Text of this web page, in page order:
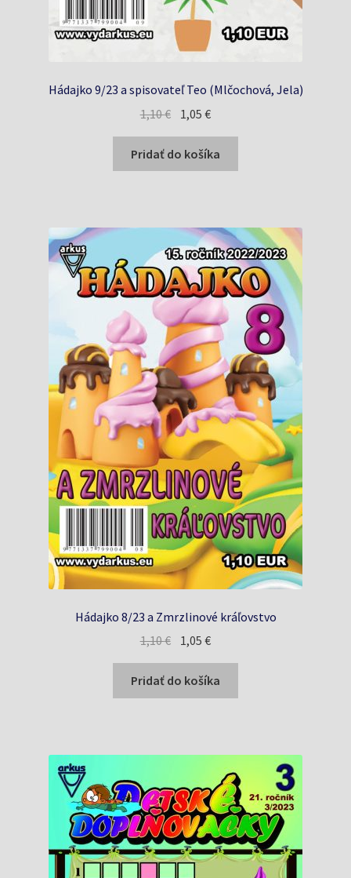
Hádajko 9/23 a spisovateľ Teo (Mlčochová, Jela)
1,10€ Pôvodná
bola:
1,10 €.
1,05€Aktuálna
je:
1,05 €.
Pridať do košíka
Hádajko 8/23 a Zmrzlinové kráľovstvo
1,10€ Pôvodná
cena
bola:
1,10 €.
1,05€Aktuálna
cena
je:
1,05 €.
Pridať do košíka